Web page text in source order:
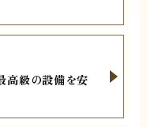
高級の設備を安